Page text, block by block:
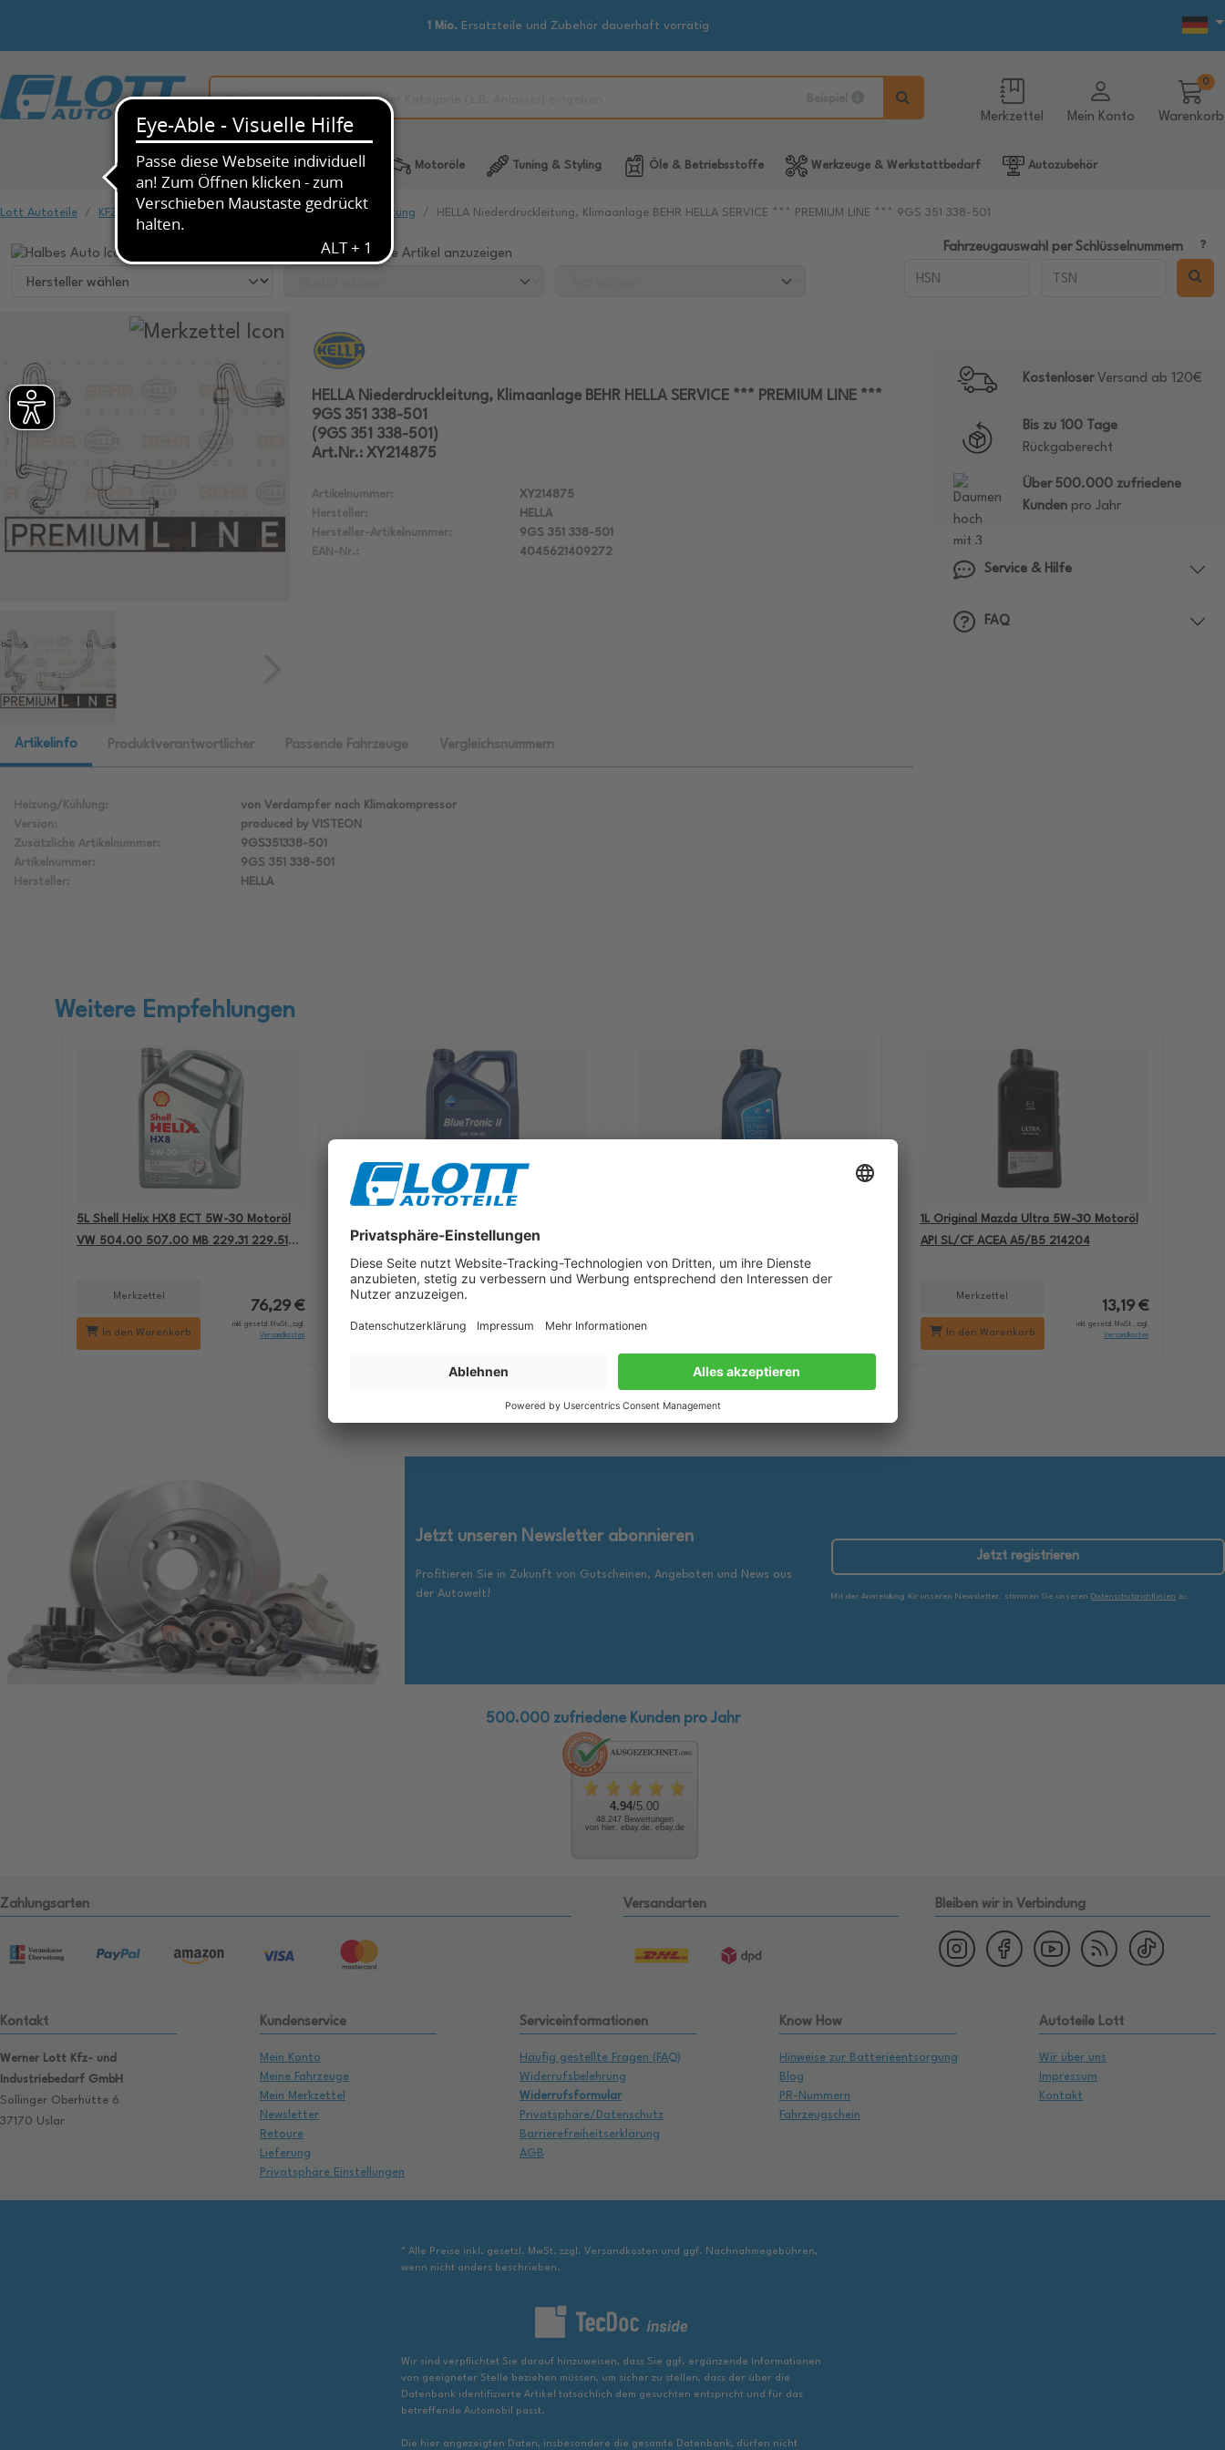
1 Mio.Ersatzteile und Zubehör dauerhaft vorrätig
Merkzettel Mein Konto Warenkorb
0
Alle Kategorien KFZ-Ersatzteile Motoröle Tuning & Styling Öle & Betriebsstoffe Werkzeuge & Werkstattbedarf Autozubehör
Lott Autoteile KFZ-Ersatzteile Klimaanlage & Heizung Druckleitung HELLA Niederdruckleitung, Klimaanlage BEHR HELLA SERVICE *** PREMIUM LINE *** 9GS 351 338-501
Wählen Sie ihr Fahrzeug, um dazu passende Artikel anzuzeigen Fahrzeugauswahl per Schlüsselnummern
HELLA Niederdruckleitung, Klimaanlage BEHR HELLA SERVICE *** PREMIUM LINE ***
9GS 351 338-501
(9GS 351 338-501)
Art.Nr.: XY214875
Artikelnummer:
XY214875
Hersteller:
HELLA
Hersteller-Artikelnummer:
9GS 351 338-501
EAN-Nr.:
4045621409272
Artikelinfo Produktverantwortlicher Passende Fahrzeuge Vergleichsnummern
Heizung/Kühlung:
von Verdampfer nach Klimakompressor
Version:
produced by VISTEON
Zusätzliche Artikelnummer:
9GS351338-501
Artikelnummer:
9GS 351 338-501
Hersteller:
HELLA
KostenloserVersand ab 120€
Bis zu 100 Tage
Rückgaberecht
Über 500.000 zufriedene
Kundenpro Jahr
Service & Hilfe
FAQ
Weitere Empfehlungen
5L Shell Helix HX8 ECT 5W-30 Motoröl
VW 504.00 507.00 MB 229.31 229.51
Merkzettel
In den Warenkorb
76,29 €
inkl. gesetzl. MwSt., zzgl.
Versandkosten
passend für Fiat 9.55535 D2 VW 505.00
501.01 MB 229.3
Merkzettel
In den Warenkorb
inkl. gesetzl. MwSt., zzgl.
550042357
1L Original Mazda Ultra 5W-30 Motoröl
API SL/CF ACEA A5/B5 214204
Merkzettel
In den Warenkorb
13,19 €
inkl. gesetzl. MwSt., zzgl.
Versandkosten
Jetzt unseren Newsletter abonnieren
Profitieren Sie in Zukunft von Gutscheinen, Angeboten und News aus
der Autowelt!
Jetzt registrieren
Mit der Anmeldung für unseren Newsletter, stimmen Sie unseren Datenschutzrichtlinien zu.
500.000 zufriedene Kunden pro Jahr
4.94/5.00
48.247 Bewertungen
von hier, ebay.de, ebay.de
Zahlungsarten Versandarten Bleiben wir in Verbindung
Kontakt
Werner Lott Kfz- und
Industriebedarf GmbH
Sollinger Oberhütte 6
37170 Uslar
Kundenservice
Mein Konto
Meine Fahrzeuge
Mein Merkzettel
Newsletter
Retoure
Lieferung
Privatsphäre Einstellungen
Serviceinformationen
Häufig gestellte Fragen (FAQ)
Widerrufsbelehrung
Widerrufsformular
Privatsphäre/Datenschutz
Barrierefreiheitserklärung
AGB
Know How
Hinweise zur Batterieentsorgung
Blog
PR-Nummern
Fahrzeugschein
Autoteile Lott
Wir über uns
Impressum
Kontakt
* Alle Preise inkl. gesetzl. MwSt. zzgl. Versandkosten und ggf. Nachnahmegebühren,
wenn nicht anders beschrieben.
Wir sind verpflichtet Sie darauf hinzuweisen, dass Sie ggf. ergänzende Informationen
von geeigneter Stelle beziehen müssen, um sicher zu stellen, dass der über die
Datenbank identifizierte Artikel tatsächlich dem gesuchten entspricht und für das
betreffende Automobil passt.
Die hier angezeigten Daten, insbesondere die gesamte Datenbank, dürfen nicht